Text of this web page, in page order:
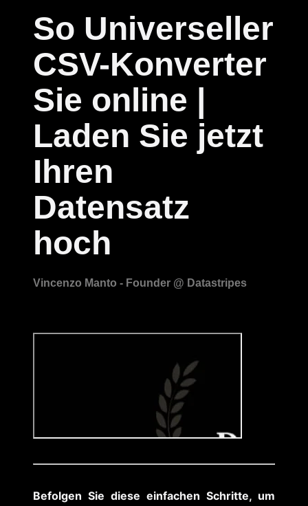
So Universeller
CSV-Konverter
Sie online |
Laden Sie jetzt
Ihren
Datensatz
hoch
Befolgen Sie diese einfachen Schritte, um